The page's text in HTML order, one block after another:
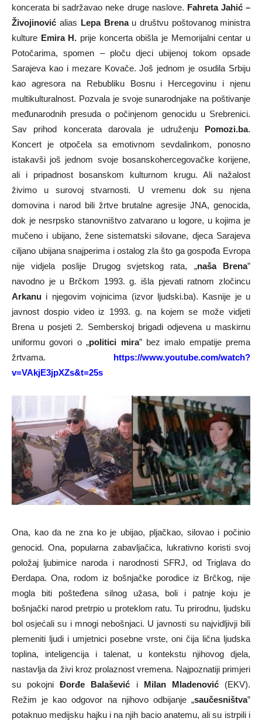
koncerata bi sadržavao neke druge naslove. Fahreta Jahić –
Živojinović alias Lepa Brenau društvu poštovanog ministra
kulture Emira H. prije koncerta obišla je Memorijalni centar u
Potočarima, spomen – ploču djeci ubijenoj tokom opsade
Sarajeva kao i mezare Kovače. Još jednom je osudila Srbiju
kao agresora na Rebubliku Bosnu i Hercegovinu i njenu
multikulturalnost. Pozvala je svoje sunarodnjake na poštivanje
međunarodnih presuda o počinjenom genocidu u Srebrenici.
Sav prihod koncerata darovala je udruženju
Pomozi.ba.
Koncert je otpočela sa emotivnom sevdalinkom, ponosno
istakavši još jednom svoje bosanskohercegovačke korijene,
ali i pripadnost bosanskom kulturnom krugu. Ali nažalost
živimo u surovoj stvarnosti. U vremenu dok su njena
domovina i narod bili žrtve brutalne agresije JNA, genocida,
dok je nesrpsko stanovništvo zatvarano u logore, u kojima je
mučeno i ubijano, žene sistematski silovane, djeca Sarajeva
ciljano ubijana snajperima i ostalog zla što ga gospođa Evropa
nije vidjela poslije Drugog svjetskog rata, „naša Brena”
navodno je u Brčkom 1993. g. išla pjevati ratnom zločincu
Arkanu i njegovim vojnicima (izvor ljudski.ba). Kasnije je u
javnost dospio video iz 1993. g. na kojem se može vidjeti
Brena u posjeti 2. Semberskoj brigadi odjevena u maskirnu
uniformu govori o „politici mira” bez imalo empatije prema
žrtvama.
https://www.youtube.com/watch?
v=VAkjE3jpXZs&t=25s
Ona, kao da ne zna ko je ubijao, pljačkao, silovao i počinio
genocid. Ona, popularna zabavljačica, lukrativno koristi svoj
položaj ljubimice naroda i narodnosti SFRJ, od Triglava do
Đerdapa. Ona, rodom iz bošnjačke porodice iz Brčkog, nije
mogla biti pošteđena silnog užasa, boli i patnje koju je
bošnjački narod pretrpio u proteklom ratu. Tu prirodnu, ljudsku
bol osjećali su i mnogi nebošnjaci. U javnosti su najvidljivji bili
plemeniti ljudi i umjetnici posebne vrste, oni čija lična ljudska
toplina, inteligencija i talenat, u kontekstu njihovog djela,
nastavlja da živi kroz prolaznost vremena. Najpoznatiji primjeri
su pokojniĐorđe Balašević i Milan Mladenović(EKV).
Režim je kao odgovor na njihovo odbijanje „saučesništva”
potaknuo medijsku hajku i na njih bacio anatemu, ali su istrpili i